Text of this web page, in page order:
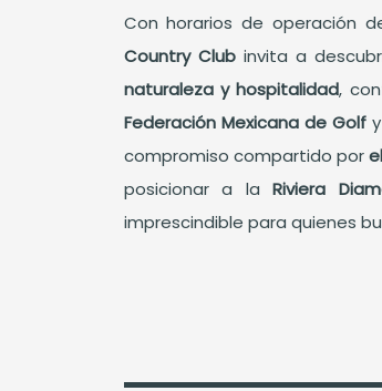
Con horarios de operación
Country Club invita a
naturaleza y hospitalidad,
Federación Mexicana de Golf
compromiso compartido por
posicionar a laRiviera
imprescindible para quienes